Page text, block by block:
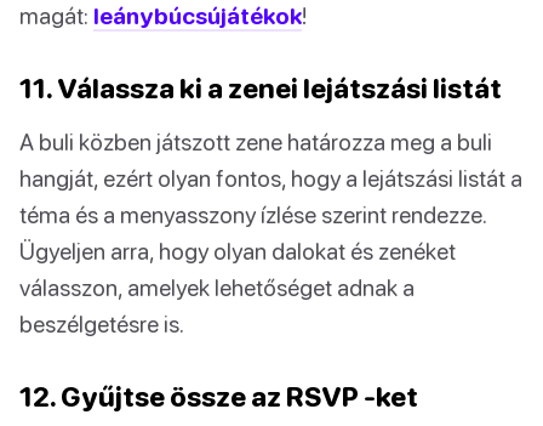
magát: leánybúcsújátékok!
11. Válassza ki a zenei lejátszási listát
A buli közben játszott zene határozza meg a buli
hangját, ezért olyan fontos, hogy a lejátszási listát a
téma és a menyasszony ízlése szerint rendezze.
Ügyeljen arra, hogy olyan dalokat és zenéket
válasszon, amelyek lehetőséget adnak a
beszélgetésre is.
12. Gyűjtse össze az RSVP -ket